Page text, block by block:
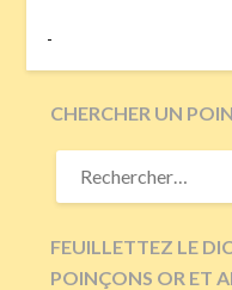
-
CHERCHER UN
RECHERCHER :
FEUILLETTEZ LE
POINÇONS OR ET